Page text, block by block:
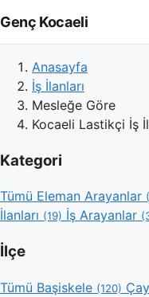
Genç Kocaeli
Anasayfa
İş İlanları
Mesleğe Göre
Kocaeli Lastikçi İş
Kategori
Tümü Eleman Arayanlar
İlanları (19) İş Arayanlar
İlçe
Tümü Başiskele (120)